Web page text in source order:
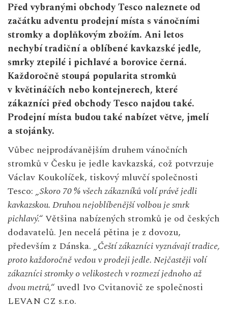
Před vybranými obchody Tesco naleznete od
začátku adventu prodejní místa s vánočními
stromky a doplňkovým zbožím. Ani letos
nechybí tradiční a oblíbené kavkazské jedle,
smrky ztepilé i pichlavé a borovice černá.
Každoročně stoupá popularita stromků
v květináčích nebo kontejnerech, které
zákazníci před obchody Tesco najdou také.
Prodejní místa budou také nabízet větve, jmelí
a stojánky.
Vůbec nejprodávanějším druhem vánočních
stromků v Česku je jedle kavkazská, což potvrzuje
Václav Koukolíček, tiskový mluvčí společnosti
Tesco: „Skoro 70 % všech zákazníků volí právě jedli
kavkazskou. Druhou nejoblíbenější volbou je smrk
pichlavý.“Většina nabízených stromků je od českých
dodavatelů. Jen necelá pětina je z dovozu,
především z Dánska. „Čeští zákazníci vyznávají tradice,
proto každoročně vedou vprodeji jedle. Nejčastěji volí
zákazníci stromky o velikostech vrozmezí jednoho až
dvou metrů,“ uvedl Ivo Cvitanovič ze společnosti
LEVAN CZ s.r.o.